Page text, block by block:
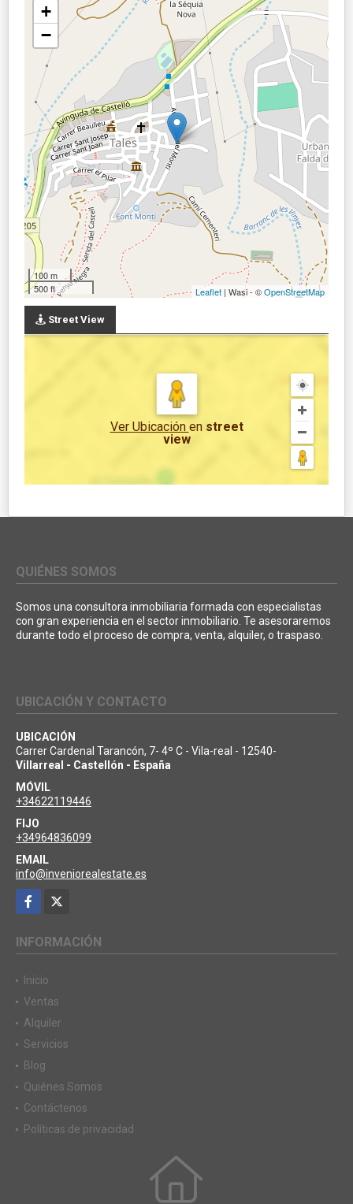
+
−
100 m
500 ft
Leaflet | Wasi - ©OpenStreetMap
Street View
Ver Ubicación en street
view
QUIÉNES SOMOS
Somos una consultora inmobiliaria formada con especialistas
con gran experiencia en el sector inmobiliario. Te asesoraremos
durante todo el proceso de compra, venta, alquiler, o traspaso.
UBICACIÓN Y CONTACTO
UBICACIÓN
Carrer Cardenal Tarancón, 7- 4º C - Vila-real - 12540-
Villarreal - Castellón - España
MÓVIL
+34622119446
FIJO
+34964836099
EMAIL
info@inveniorealestate.es
Facebook
INFORMACIÓN
Inicio
Ventas
Alquiler
Servicios
Blog
Quiénes Somos
Contáctenos
Políticas de privacidad